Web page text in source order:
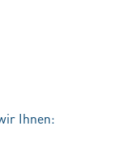
Ihnen: